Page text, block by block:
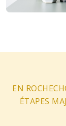
EN
ÉTAPES